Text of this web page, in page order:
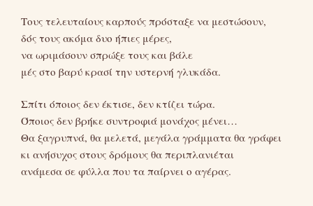
Τους τελευταίους καρπούς πρόσταξε να μεστώσουν,
δός τους ακόμα δυο ήπιες μέρες,
να ωριμάσουν σπρώξε τους και βάλε
μές στο βαρύ κρασί την υστερνή γλυκάδα.
Σπίτι όποιος δεν έκτισε, δεν κτίζει τώρα.
Όποιος δεν βρήκε συντροφιά μονάχος μένει…
Θα ξαγρυπνά, θα μελετά, μεγάλα γράμματα θα γράφει
κι ανήσυχος στους δρόμους θα περιπλανιέται
ανάμεσα σε φύλλα που τα παίρνει ο αγέρας.